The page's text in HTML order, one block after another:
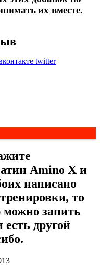
их вместе.
twitter
Amino X и
написано
то
можно запить
другой